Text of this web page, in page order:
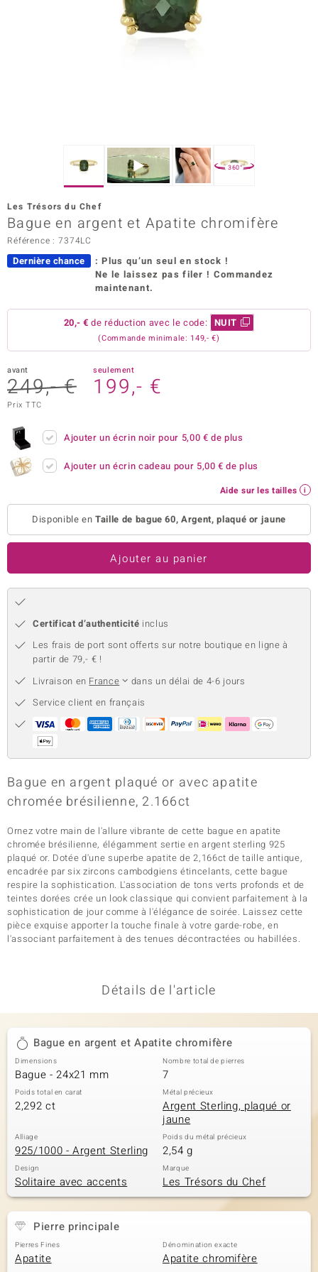
Collection
360°
Les Trésors du Chef
Bague en argent et Apatite chromifère
Référence : 7374LC
Dernière chance
: Plus qu’un seul en stock !
Ne le laissez pas filer ! Commandez
maintenant.
20,- € de réduction avec le code: NUIT
(Commande minimale: 149,- €)
avant
249,- €
seulement
199,- €
Prix TTC
Ajouter un écrin noir pour 5,00 € de plus
Ajouter un écrin cadeau pour 5,00 € de plus
Aide sur les tailles
Disponible enTaille de bague 60, Argent, plaqué or jaune
Ajouter au panier
Certificat d’authenticité inclus
Les frais de port sont offerts sur notre boutique en ligne à
partir de 79,- € !
Livraison en France
dans un délai de 4-6 jours
Service client en français
Bague en argent plaqué or avec apatite
chromée brésilienne, 2.166ct
Ornez votre main de l'allure vibrante de cette bague en apatite
chromée brésilienne, élégamment sertie en argent sterling 925
plaqué or. Dotée d'une superbe apatite de 2,166ct de taille antique,
encadrée par six zircons cambodgiens étincelants, cette bague
respire la sophistication. L'association de tons verts profonds et de
teintes dorées crée un look classique qui convient parfaitement à la
sophistication de jour comme à l'élégance de soirée. Laissez cette
pièce exquise apporter la touche finale à votre garde-robe, en
l'associant parfaitement à des tenues décontractées ou habillées.
Détails de l'article
Bague en argent et Apatite chromifère
Dimensions
Bague - 24x21 mm
Nombre total de pierres
7
Poids total en carat
2,292 ct
Métal précieux
Argent Sterling, plaqué or
jaune
Alliage
925/1000 - Argent Sterling
Poids du métal précieux
2,54 g
Design
Solitaire avec accents
Marque
Les Trésors du Chef
Pierre principale
Pierres Fines
Apatite
Dénomination exacte
Apatite chromifère